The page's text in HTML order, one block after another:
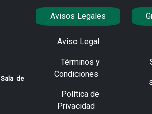
de
Avisos Legales
Aviso Legal
Términos y
Condiciones
Política de
Privacidad